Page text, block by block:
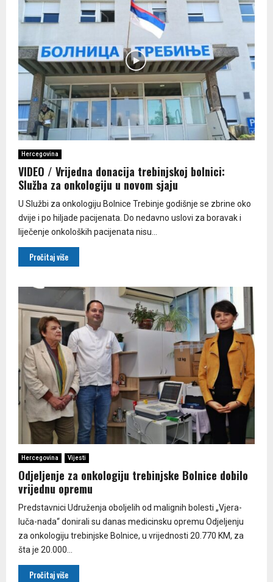
Hercegovina
VIDEO / Vrijedna donacija trebinjskoj bolnici:
Služba za onkologiju u novom sjaju
U Službi za onkologiju Bolnice Trebinje godišnje se zbrine oko
dvije i po hiljade pacijenata. Do nedavno uslovi za boravak i
liječenje onkoloških pacijenata nisu...
Pročitaj više
Hercegovina Vijesti
Odjeljenje za onkologiju trebinjske Bolnice dobilo
vrijednu opremu
Predstavnici Udruženja oboljelih od malignih bolesti „Vjera-
luča-nada“ donirali su danas medicinsku opremu Odjeljenju
za onkologiju trebinjske Bolnice, u vrijednosti 20.770 KM, za
šta je 20.000...
Pročitaj više